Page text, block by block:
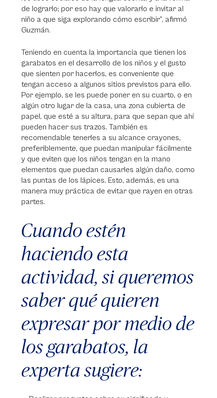
de lograrlo; por eso hay que valorarlo e invitar al
niño a que siga explorando cómo escribir”, afirmó
Guzmán.
Teniendo en cuenta la importancia que tienen los
garabatos en el desarrollo de los niños y el gusto
que sienten por hacerlos, es conveniente que
tengan acceso a algunos sitios previstos para ello.
Por ejemplo, se les puede poner en su cuarto, o en
algún otro lugar de la casa, una zona cubierta de
papel, que esté a su altura, para que sepan que ahí
pueden hacer sus trazos. También es
recomendable tenerles a su alcance crayones,
preferiblemente, que puedan manipular fácilmente
y que eviten que los niños tengan en la mano
elementos que puedan causarles algún daño, como
las puntas de los lápices. Esto, además, es una
manera muy práctica de evitar que rayen en otras
partes.
Cuando estén
haciendo esta
actividad, si queremos
saber qué quieren
expresar por medio de
los garabatos, la
experta sugiere: